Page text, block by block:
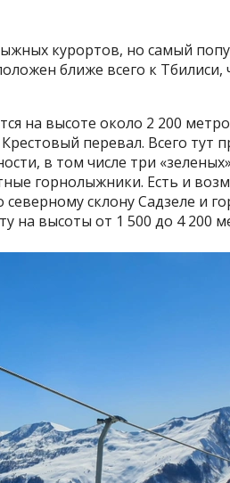
курортов, но самый
ближе всего к Тбилиси,
на высоте около 2 200
перевал. Всего тут
в том числе три
горнолыжники. Есть и
северному склону Садзеле и
на высоты от 1 500 до 4 200